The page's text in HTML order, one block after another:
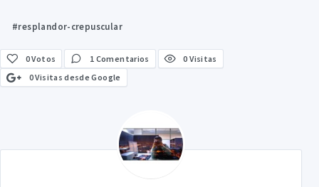
#resplandor-crepuscular
0Votos 1 Comentarios
0 Visitas
0 Visitas desde Google